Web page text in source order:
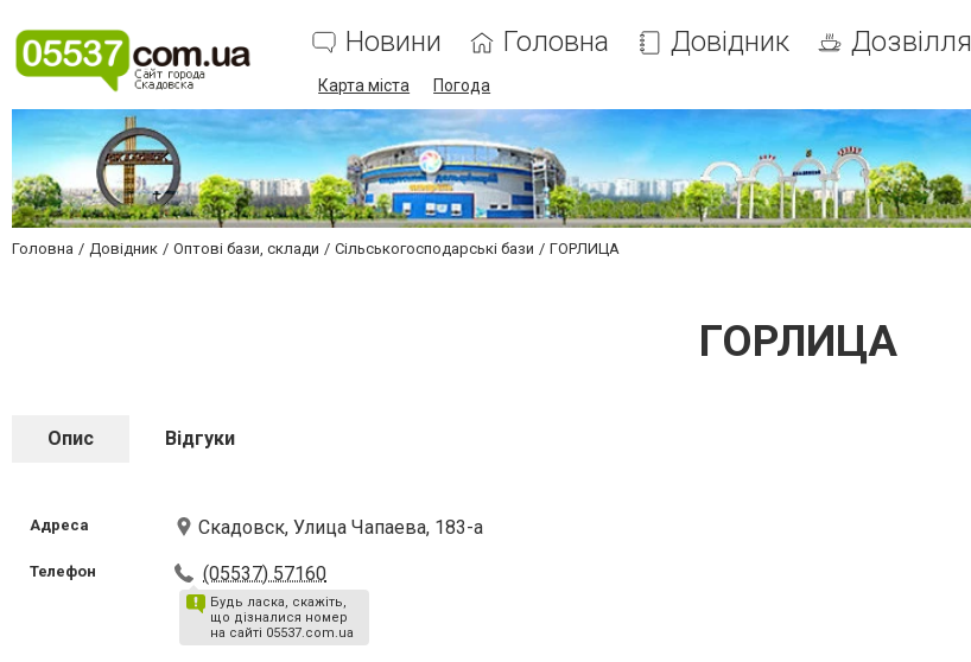
Новини Головна Довідник Дозвілля
Карта міста Погода
Головна Довідник Оптові бази, склади Сільськогосподарські бази ГОРЛИЦА
ГОРЛИЦА
Опис Відгуки
Адреса Скадовск, Улица Чапаева, 183-а
Телефон (05537) 57160
Будь ласка, скажіть,
що дізналися номер
на сайті 05537.com.ua